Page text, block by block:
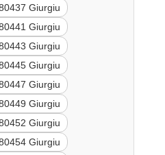
Giurgiu
Giurgiu
Giurgiu
Giurgiu
Giurgiu
Giurgiu
Giurgiu
Giurgiu